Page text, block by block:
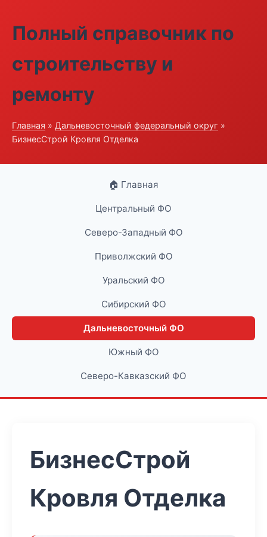
Полный справочник по
строительству и
ремонту
Главная » Дальневосточный федеральный округ »
БизнесСтрой Кровля Отделка
🏠 Главная
Центральный ФО
Северо-Западный ФО
Приволжский ФО
Уральский ФО
Сибирский ФО
Дальневосточный ФО
Южный ФО
Северо-Кавказский ФО
БизнесСтрой
Кровля Отделка